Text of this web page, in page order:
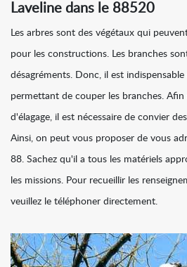
Laveline dans le 88520
Les arbres sont des végétaux qui
pour les constructions. Les branches
désagréments. Donc, il est
permettant de couper les branches. Afin
d'élagage, il est nécessaire de convier
Ainsi, on peut vous proposer de vous
88. Sachez qu'il a tous les matériels
les missions. Pour recueillir les
veuillez le téléphoner directement.